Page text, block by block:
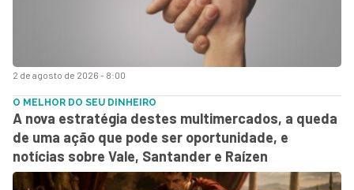
2 de agosto de 2026 - 8:00
O MELHOR DO SEU DINHEIRO
A nova estratégia destes multimercados, a queda
de uma ação que pode ser oportunidade, e
notícias sobre Vale, Santander e Raízen